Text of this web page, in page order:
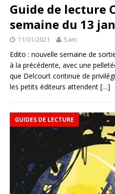
Guide de lecture
semaine du 13
11/01/2021 Sam
Edito : nouvelle semaine de
à la précédente, avec une
que Delcourt continue de
les petits éditeurs attendent […]
GUIDES DE LECTURE